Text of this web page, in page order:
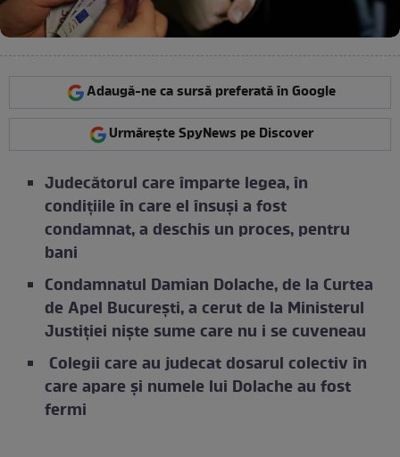
Adaugă-ne ca sursă preferată în Google
Urmărește SpyNews pe Discover
Judecătorul care împarte legea, în
condițiile în care el însuși a fost
condamnat, a deschis un proces, pentru
bani
Condamnatul Damian Dolache, de la Curtea
de Apel Bucureşti, a cerut de la Ministerul
Justiției niște sume care nu i se cuveneau
Colegii care au judecat dosarul colectiv în
care apare și numele lui Dolache au fost
fermi